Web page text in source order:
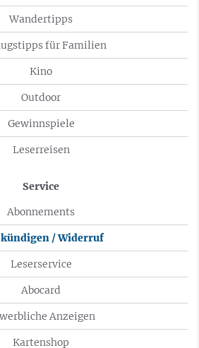
Wandertipps
für Familien
Kino
Outdoor
Gewinnspiele
Leserreisen
Service
Abonnements
kündigen / Widerruf
Leserservice
Abocard
Anzeigen
Kartenshop